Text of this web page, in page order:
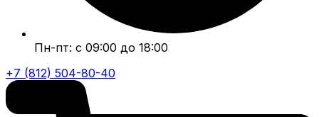
Пн-пт: с 09:00 до 18:00
+7 (812) 504-80-40